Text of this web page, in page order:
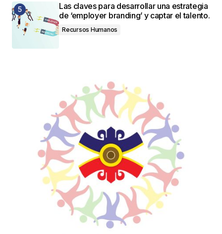
Las claves para desarrollar una estrategia
de ‘employer branding’ y captar el talento.
Recursos Humanos